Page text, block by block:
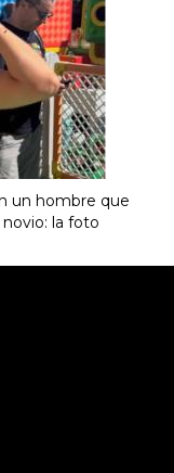
un hombre que
la foto